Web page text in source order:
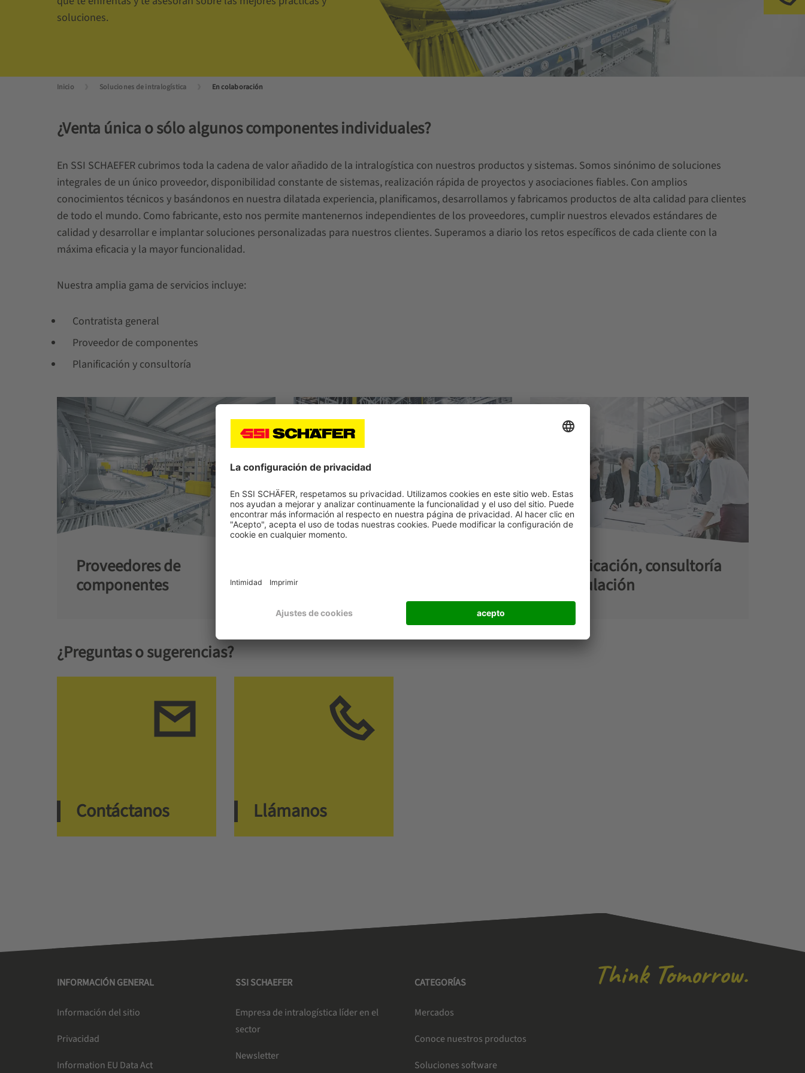
soluciones.
Inicio Soluciones de intralogística En colaboración
¿Venta única o sólo algunos componentes individuales?
En SSI SCHAEFER cubrimos toda la cadena de valor añadido de la intralogística con nuestros productos y sistemas. Somos sinónimo de soluciones
integrales de un único proveedor, disponibilidad constante de sistemas, realización rápida de proyectos y asociaciones fiables. Con amplios
conocimientos técnicos y basándonos en nuestra dilatada experiencia, planificamos, desarrollamos y fabricamos productos de alta calidad para clientes
de todo el mundo. Como fabricante, esto nos permite mantenernos independientes de los proveedores, cumplir nuestros elevados estándares de
calidad y desarrollar e implantar soluciones personalizadas para nuestros clientes. Superamos a diario los retos específicos de cada cliente con la
máxima eficacia y la mayor funcionalidad.
Nuestra amplia gama de servicios incluye:
Contratista general
Proveedor de componentes
Planificación y consultoría
Proveedores de
componentes
Planificación, consultoría
y simulación
¿Preguntas o sugerencias?
Contáctanos Llámanos
INFORMACIÓN GENERAL
Información del sitio
Privacidad
Information EU Data Act
SSI SCHAEFER
Empresa de intralogística líder en el
sector
Newsletter
CATEGORÍAS
Mercados
Conoce nuestros productos
Soluciones software